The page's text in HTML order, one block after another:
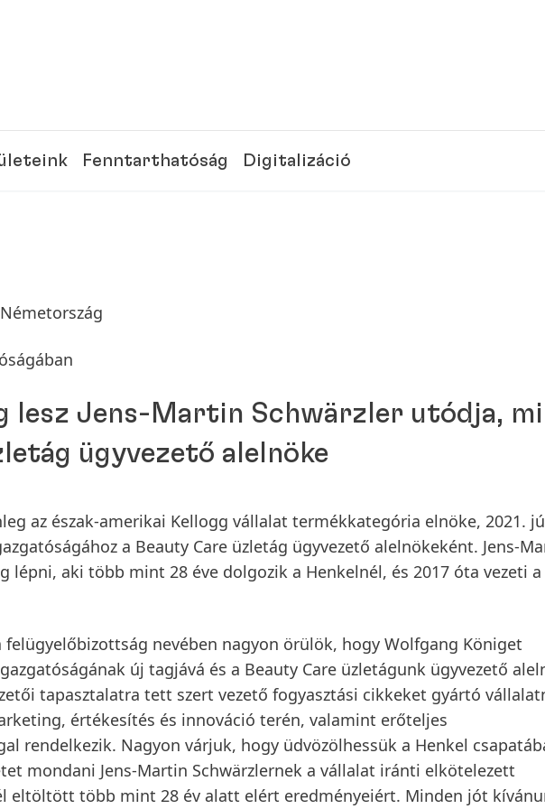
Fenntarthatóság Digitalizáció
lesz Jens-Martin Schwärzler utódja,
ügyvezető alelnöke
az észak-amerikai Kellogg vállalat termékkategória elnöke, 2021.
a Beauty Care üzletág ügyvezető alelnökeként. Jens-
lépni, aki több mint 28 éve dolgozik a Henkelnél, és 2017 óta vezeti a
felügyelőbizottság nevében nagyon örülök, hogy Wolfgang Königet
új tagjává és a Beauty Care üzletágunk ügyvezető
tapasztalatra tett szert vezető fogyasztási cikkeket gyártó
értékesítés és innováció terén, valamint erőteljes
rendelkezik. Nagyon várjuk, hogy üdvözölhessük a Henkel
mondani Jens-Martin Schwärzlernek a vállalat iránti elkötelezett
eltöltött több mint 28 év alatt elért eredményeiért. Minden jót